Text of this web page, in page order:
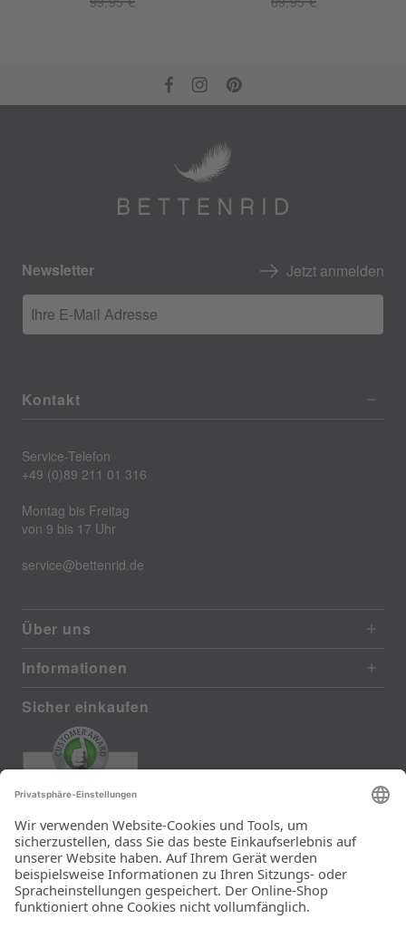
Newsletter Jetzt anmelden
Ihre E-Mail Adresse
Kontakt
Service-Telefon
+49 (0)89 211 01 316
Montag bis Freitag
von 9 bis 17 Uhr
service@bettenrid.de
Über uns
Informationen
Sicher einkaufen
385 reviews from real customers
(last 12 months)
Total: 11283
Die Auswahl und die
Einfachheit der
Bestellung.